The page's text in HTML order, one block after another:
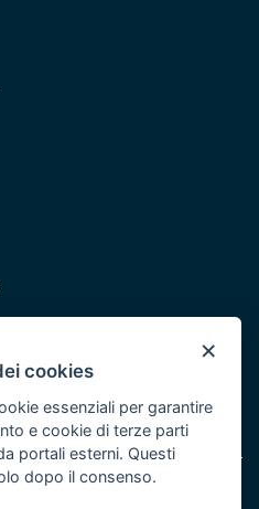
del POR Puglia 2014/2020 -
×
cookies
essenziali per garantire
e cookie di terze parti
portali esterni. Questi
dopo il consenso.